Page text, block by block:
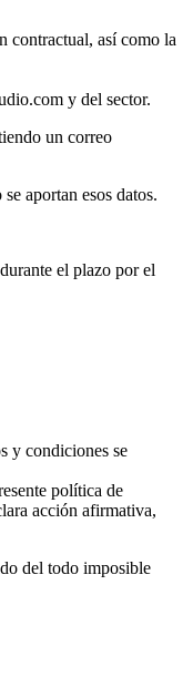
contractual, así como la
y del sector.
un correo
aportan esos datos.
el plazo por el
y condiciones se
política de
acción afirmativa,
del todo imposible